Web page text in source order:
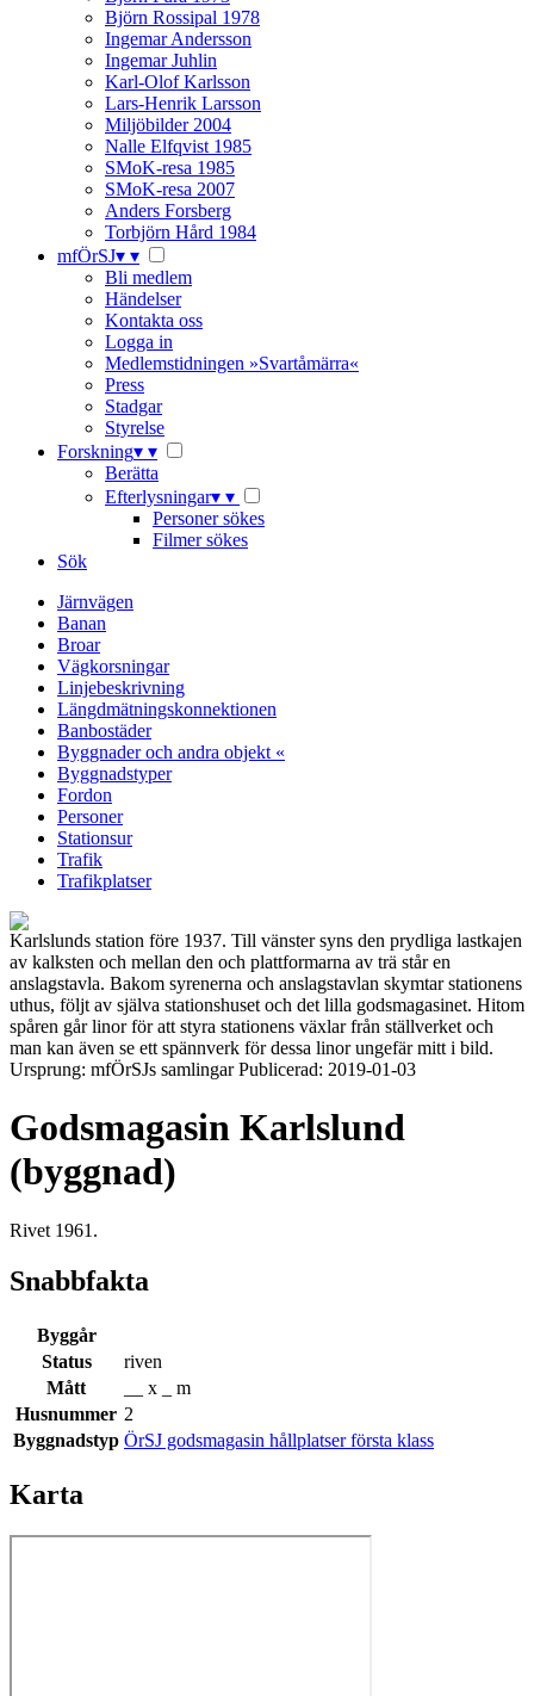
Björn Rossipal 1978
Ingemar Andersson
Ingemar Juhlin
Karl-Olof Karlsson
Lars-Henrik Larsson
Miljöbilder 2004
Nalle Elfqvist 1985
SMoK-resa 1985
SMoK-resa 2007
Anders Forsberg
Torbjörn Hård 1984
mfÖrSJ▾ ▾
Bli medlem
Händelser
Kontakta oss
Logga in
Medlemstidningen »Svartåmärra«
Press
Stadgar
Styrelse
Forskning▾ ▾
Berätta
Efterlysningar▾ ▾
Personer sökes
Filmer sökes
Sök
Järnvägen
Banan
Broar
Vägkorsningar
Linjebeskrivning
Längdmätningskonnektionen
Banbostäder
Byggnader och andra objekt «
Byggnadstyper
Fordon
Personer
Stationsur
Trafik
Trafikplatser
Karlslunds station före 1937. Till vänster syns den prydliga lastkajen
av kalksten och mellan den och plattformarna av trä står en
anslagstavla. Bakom syrenerna och anslagstavlan skymtar stationens
uthus, följt av själva stationshuset och det lilla godsmagasinet. Hitom
spåren går linor för att styra stationens växlar från ställverket och
man kan även se ett spännverk för dessa linor ungefär mitt i bild.
Ursprung: mfÖrSJs samlingar Publicerad: 2019-01-03
Godsmagasin Karlslund
(byggnad)
Rivet 1961.
Snabbfakta
Byggår
Status
riven
Mått
__ x _ m
Husnummer 2
Byggnadstyp ÖrSJ godsmagasin hållplatser första klass
Karta